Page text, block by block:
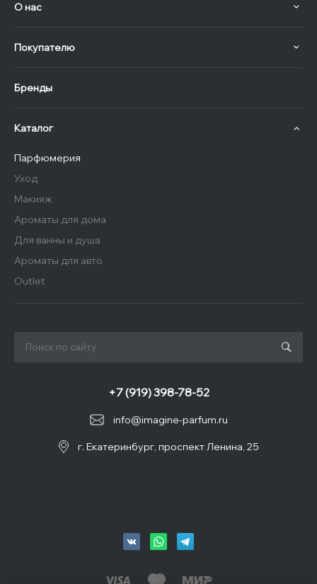
О нас
Покупателю
Бренды
Каталог
Парфюмерия
Уход
Макияж
Ароматы для дома
Для ванны и душа
Ароматы для авто
Outlet
info@imagine-parfum.ru
+7 (919) 398-78-52
г. Екатеринбург, проспект Ленина, 25